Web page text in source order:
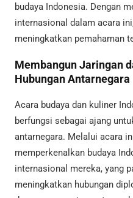
budaya Indonesia. Dengan
internasional dalam acara
meningkatkan pemahaman
Membangun Jaringan
Hubungan Antarnegara
Acara budaya dan kuliner
berfungsi sebagai ajang
antarnegara. Melalui acara
memperkenalkan budaya
internasional mereka, yang
meningkatkan hubungan